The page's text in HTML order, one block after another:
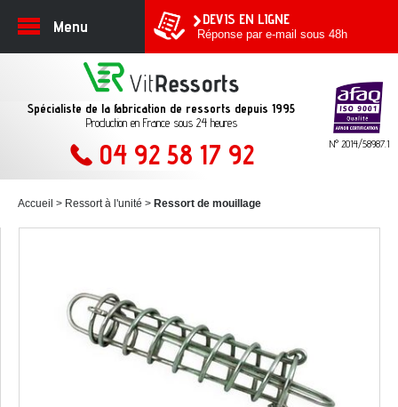
Menu DEVIS EN LIGNE
Réponse par e-mail sous 48h
N° 2014/58987.1
Spécialiste de la fabrication de ressorts depuis 1995
Production en France sous 24 heures
04 92 58 17 92
Accueil Ressort à l'unité Ressort de mouillage